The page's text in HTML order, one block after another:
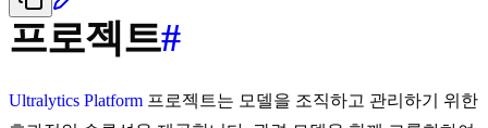
프로젝트#
Ultralytics Platform 프로젝트는 모델을 조직하고 관리하기 위한